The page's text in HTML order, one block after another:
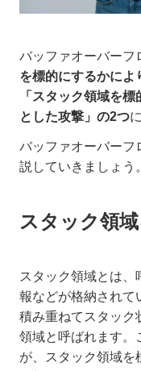
バッファオーバーフ
を標的にするかによ
「スタック領域を
とした攻撃」の2つ
バッファオーバーフ
説していきましょう。
スタック領
スタック領域とは
報などが格納されて
積み重ねてスタック
領域と呼ばれます。
が、スタック領域を